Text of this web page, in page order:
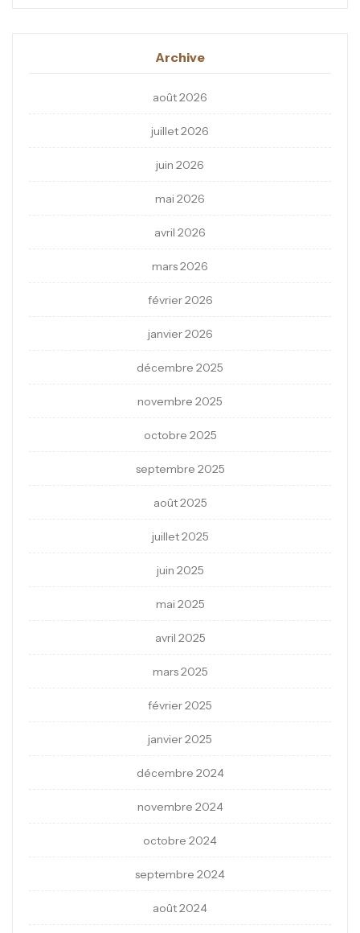
Archive
août 2026
juillet 2026
juin 2026
mai 2026
avril 2026
mars 2026
février 2026
janvier 2026
décembre 2025
novembre 2025
octobre 2025
septembre 2025
août 2025
juillet 2025
juin 2025
mai 2025
avril 2025
mars 2025
février 2025
janvier 2025
décembre 2024
novembre 2024
octobre 2024
septembre 2024
août 2024